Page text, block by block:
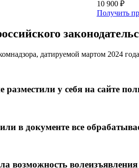
10 900 ₽
Получить
датируемой мартом 2024
разместили у себя на сайте
в документе все
возможность